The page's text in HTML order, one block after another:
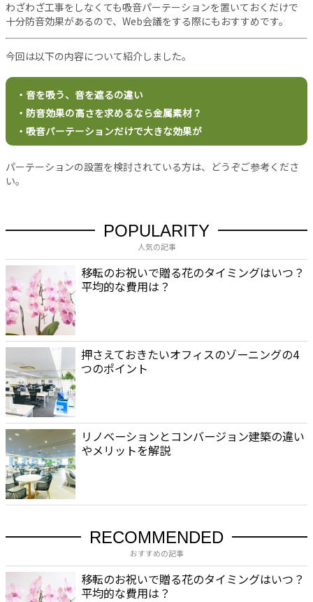
用
規
約
プ
バ
シ
ー
ポ
リ
シ
わ
せ
わざわざ工事をしなくても吸音パーテーションを置いておくだけで
十分防音効果があるので、Web会議をする際にもおすすめです。
今回は以下の内容について紹介しました。
・音を吸う、音を遮るの違い
・防音効果の高さを求めるなら金属素材？
・吸音パーテーションだけで大きな効果が
パーテーションの設置を検討されている方は、どうぞご参考くださ
い。
POPULARITY
人気の記事
移転のお祝いで贈る花のタイミングはいつ？
平均的な費用は？
押さえておきたいオフィスのゾーニングの4
つのポイント
リノベーションとコンバージョン建築の違い
やメリットを解説
RECOMMENDED
おすすめの記事
移転のお祝いで贈る花のタイミングはいつ？
平均的な費用は？